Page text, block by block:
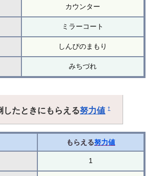
カウンター
ミラーコート
しんぴのまもり
みちづれ
したときにもらえる努力値 †
もらえる努力値
1